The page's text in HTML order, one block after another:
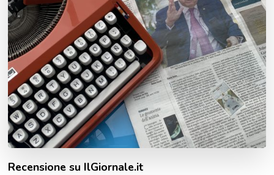
Recensione su IlGiornale.it